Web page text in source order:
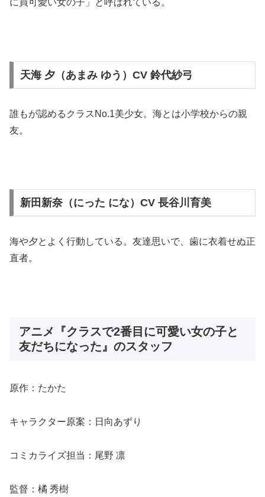
に買可愛い女の子」と呼ばれている。
天海 夕（あまみ ゆう）CV 鈴代紗弓
誰もが認めるクラスNo.1美少女。海とは小学校からの親
友。
新田新奈（にった にな）CV 長谷川育美
海や夕とよく行動している。友達思いで、歯に衣着せぬ正
直者。
アニメ『クラスで2番目に可愛い女の子と
友だちになった』のスタッフ
原作：たかた
キャラクター原案：日向あずり
コミカライズ担当：尾野 凛
監督：橘 秀樹